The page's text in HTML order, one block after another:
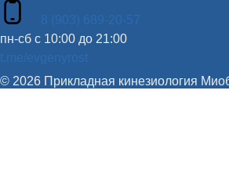
8 (903) 689-20-57
пн-сб с 10:00 до 21:00
t.me/evgenyrost
© 2026 Прикладная кинезиология